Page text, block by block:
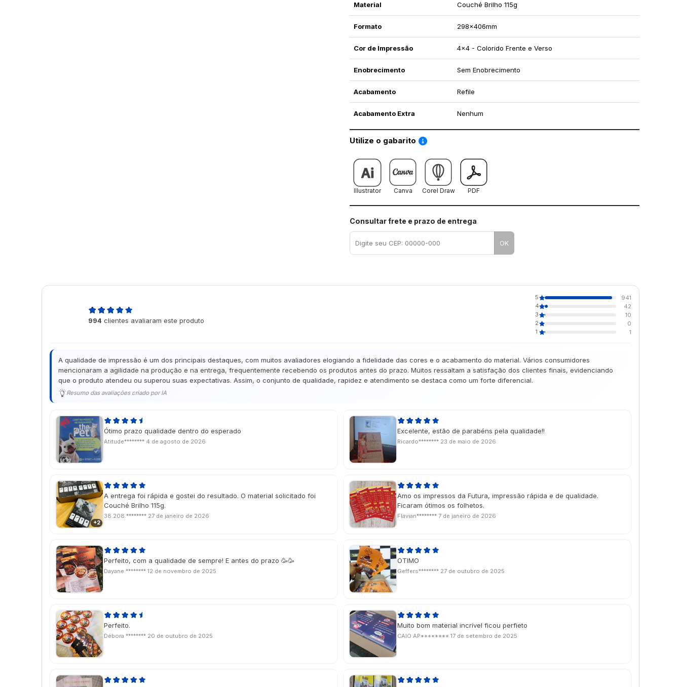
Material Couché Brilho 115g
Formato 298x406mm
Cor de Impressão 4x4 - Colorido Frente e Verso
Enobrecimento Sem Enobrecimento
Acabamento Refile
Acabamento Extra Nenhum
Utilize o gabarito Saiba como utilizar os nossos gabaritos
Illustrator Canva Corel Draw PDF
Consultar frete e prazo de entrega
OK
994 clientes avaliaram este produto
5
941
4
42
3
10
2
0
1
1
A qualidade de impressão é um dos principais destaques, com muitos avaliadores elogiando a fidelidade das cores e o acabamento do material. Vários consumidores
mencionaram a agilidade na produção e na entrega, frequentemente recebendo os produtos antes do prazo. Muitos ressaltam a satisfação dos clientes finais, evidenciando
que o produto atendeu ou superou suas expectativas. Assim, o conjunto de qualidade, rapidez e atendimento se destaca como um forte diferencial.
Resumo das avaliações criado por IA
Ótimo prazo qualidade dentro do esperado
Atitude******** 4 de agosto de 2026
Excelente, estão de parabéns pela qualidade!!
Ricardo******** 23 de maio de 2026
+2
A entrega foi rápida e gostei do resultado. O material solicitado foi
Couché Brilho 115g.
38.208.******** 27 de janeiro de 2026
Amo os impressos da Futura, impressão rápida e de qualidade.
Ficaram ótimos os folhetos.
Flavian******** 7 de janeiro de 2026
Perfeito, com a qualidade de sempre! E antes do prazo 🥳🥳
Dayane ******** 12 de novembro de 2025
OTIMO
Geffers******** 27 de outubro de 2025
Perfeito.
Débora ******** 20 de outubro de 2025
Muito bom material incrível ficou perfieto
CAIO AP******** 17 de setembro de 2025